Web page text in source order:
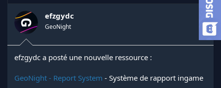
u
r
d
l
a
i
s
u
t
efzgydc
GeoNight
efzgydc a posté une nouvelle ressource :
GeoNight - Report System - Système de rapport ingame